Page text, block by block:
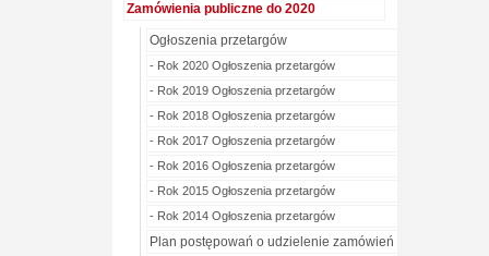
Zamówienia publiczne do 2020
Ogłoszenia przetargów
- Rok 2020 Ogłoszenia przetargów
- Rok 2019 Ogłoszenia przetargów
- Rok 2018 Ogłoszenia przetargów
- Rok 2017 Ogłoszenia przetargów
- Rok 2016 Ogłoszenia przetargów
- Rok 2015 Ogłoszenia przetargów
- Rok 2014 Ogłoszenia przetargów
Plan postępowań o udzielenie zamówień